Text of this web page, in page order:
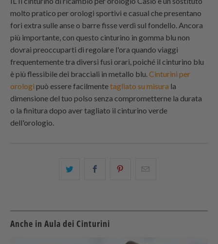
molto pratico per orologi sportivi e casual che presentano
fori extra sulle anse o barre fisse verdi sul fondello. Ancora
più importante, con questo cinturino in gomma blu non
dovrai preoccuparti di regolare l'ora quando viaggi
frequentemente tra diversi fusi orari, poiché il cinturino blu
è più flessibile dei bracciali in metallo blu.Cinturini per
orologi può essere facilmentetagliato su misura la
dimensione del tuo polso senza comprometterne la durata
o la finitura dopo aver tagliato il cinturino verde
dell'orologio.
Condividi Share
Condividi
Anche in Aula dei Cinturini